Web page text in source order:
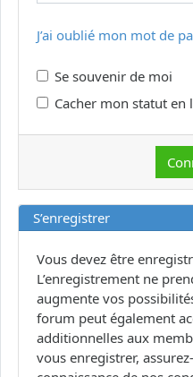
J’ai oublié mon mot de
Se souvenir de moi
Cacher mon statut en
S’enregistrer
Vous devez être
L’enregistrement ne
augmente vos
forum peut également
additionnelles aux
vous enregistrer,